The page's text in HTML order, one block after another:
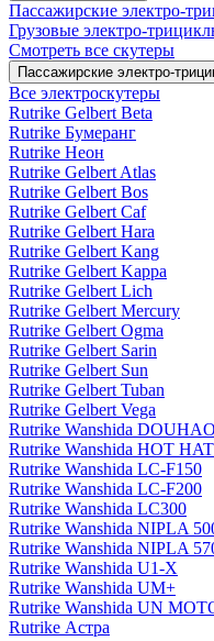
Пассажирские
Грузовые
Смотреть все скутеры
Пассажирские
Все электро­скутеры
Rutrike Gelbert Beta
Rutrike Бумеранг
Rutrike Неон
Rutrike Gelbert Atlas
Rutrike Gelbert Bos
Rutrike Gelbert Caf
Rutrike Gelbert Hara
Rutrike Gelbert Kang
Rutrike Gelbert Kappa
Rutrike Gelbert Lich
Rutrike Gelbert Mercury
Rutrike Gelbert Ogma
Rutrike Gelbert Sarin
Rutrike Gelbert Sun
Rutrike Gelbert Tuban
Rutrike Gelbert Vega
Rutrike Wanshida DOUHAO
Rutrike Wanshida HOT
Rutrike Wanshida LC-F150
Rutrike Wanshida LC-F200
Rutrike Wanshida LC300
Rutrike Wanshida NIPLA
Rutrike Wanshida NIPLA
Rutrike Wanshida U1-X
Rutrike Wanshida UM+
Rutrike Wanshida UN
Rutrike Астра